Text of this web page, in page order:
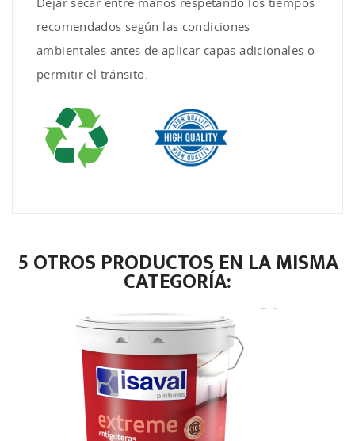
recomendados según las condiciones
ambientales antes de aplicar capas adicionales o
permitir el tránsito.
5 OTROS PRODUCTOS EN LA MISMA
CATEGORÍA: